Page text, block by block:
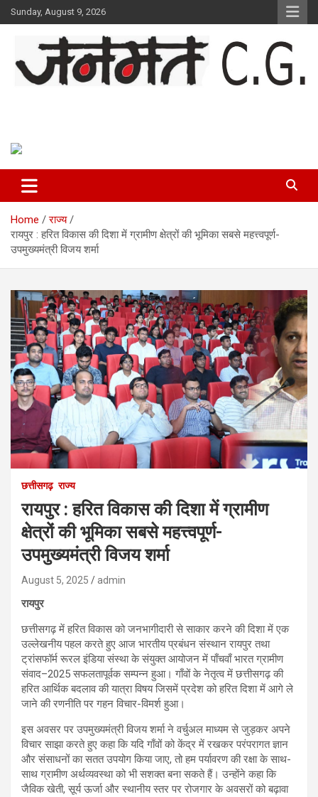
Skip
to
Sunday, August 9, 2026
Home
राज्य
रायपुर : हरित विकास की दिशा में ग्रामीण क्षेत्रों की भूमिका सबसे महत्त्वपूर्ण-
उपमुख्यमंत्री विजय शर्मा
छत्तीसगढ़ राज्य
रायपुर : हरित विकास की दिशा में ग्रामीण
क्षेत्रों की भूमिका सबसे महत्त्वपूर्ण-
उपमुख्यमंत्री विजय शर्मा
August 5, 2025 admin
रायपुर
छत्तीसगढ़ में हरित विकास को जनभागीदारी से साकार करने की दिशा में एक
उल्लेखनीय पहल करते हुए आज भारतीय प्रबंधन संस्थान रायपुर तथा
ट्रांसफॉर्म रूरल इंडिया संस्था के संयुक्त आयोजन में पाँचवाँ भारत ग्रामीण
संवाद–2025 सफलतापूर्वक सम्पन्न हुआ। गाँवों के नेतृत्व में छत्तीसगढ़ की
हरित आर्थिक बदलाव की यात्रा विषय जिसमें प्रदेश को हरित दिशा में आगे ले
जाने की रणनीति पर गहन विचार-विमर्श हुआ।
इस अवसर पर उपमुख्यमंत्री विजय शर्मा ने वर्चुअल माध्यम से जुड़कर अपने
विचार साझा करते हुए कहा कि यदि गाँवों को केंद्र में रखकर परंपरागत ज्ञान
और संसाधनों का सतत उपयोग किया जाए, तो हम पर्यावरण की रक्षा के साथ-
साथ ग्रामीण अर्थव्यवस्था को भी सशक्त बना सकते हैं। उन्होंने कहा कि
जैविक खेती, सूर्य ऊर्जा और स्थानीय स्तर पर रोजगार के अवसरों को बढ़ावा